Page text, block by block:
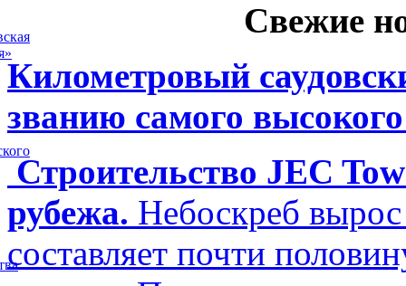
Свежие
Километровый
званию самого
Строительство JEC
рубежа. Небоскреб
составляет почти